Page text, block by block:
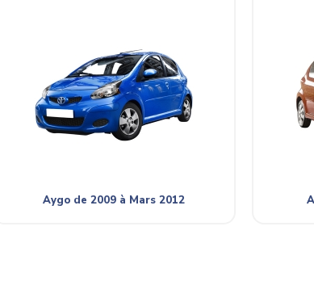
Aygo de 2009 à Mars 2012